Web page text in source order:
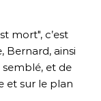
mort", c’est
Bernard, ainsi
semblé, et de
et sur le plan